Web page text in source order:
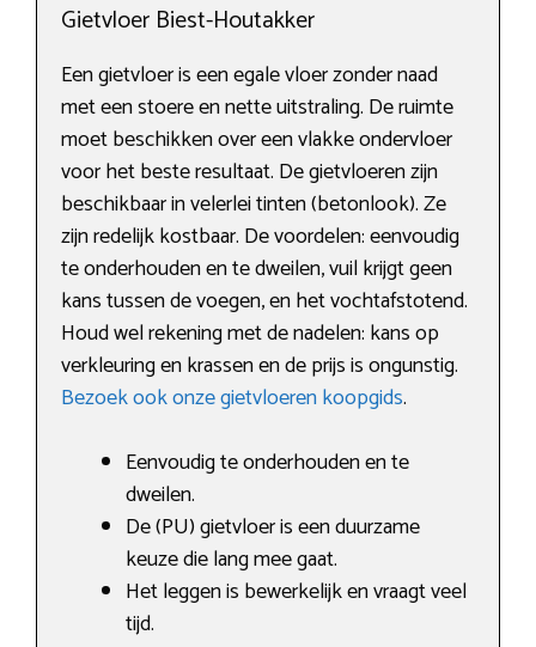
Gietvloer Biest-Houtakker
Een gietvloer is een egale vloer zonder naad
met een stoere en nette uitstraling. De ruimte
moet beschikken over een vlakke ondervloer
voor het beste resultaat. De gietvloeren zijn
beschikbaar in velerlei tinten (betonlook). Ze
zijn redelijk kostbaar. De voordelen: eenvoudig
te onderhouden en te dweilen, vuil krijgt geen
kans tussen de voegen, en het vochtafstotend.
Houd wel rekening met de nadelen: kans op
verkleuring en krassen en de prijs is ongunstig.
Bezoek ook onze gietvloeren koopgids.
Eenvoudig te onderhouden en te
dweilen.
De (PU) gietvloer is een duurzame
keuze die lang mee gaat.
Het leggen is bewerkelijk en vraagt veel
tijd.